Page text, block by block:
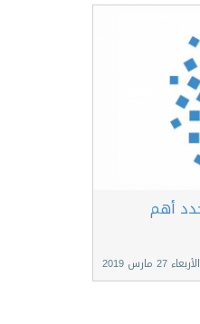
أهم
الأربعاء 27 مارس 2019